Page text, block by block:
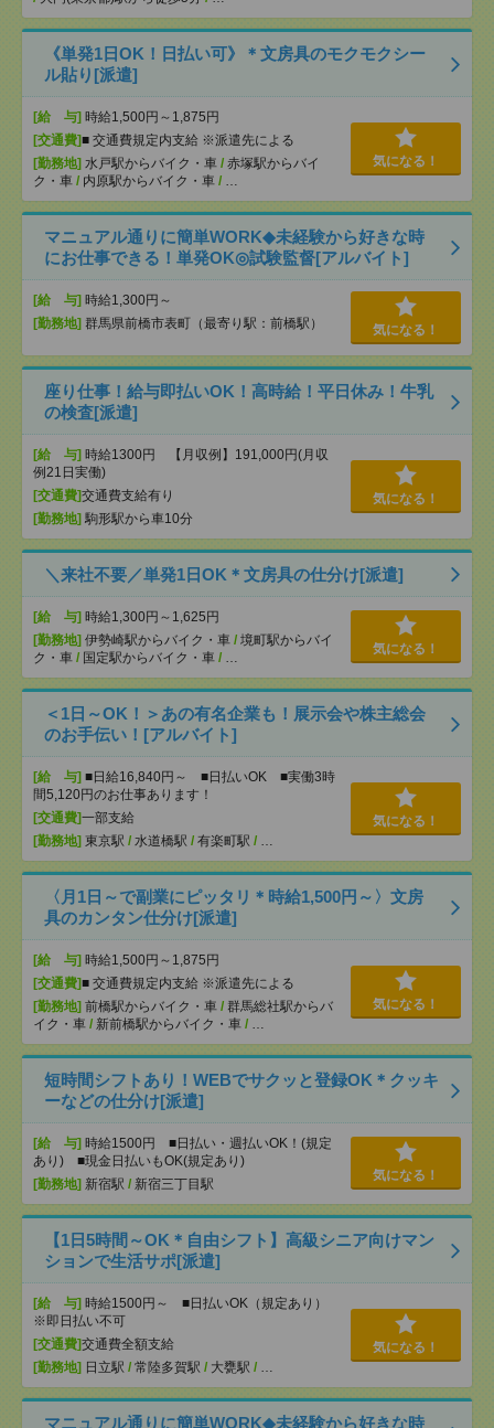
《単発1日OK！日払い可》＊文房具のモクモクシー
ル貼り[派遣]
[給 与] 時給1,500円～1,875円
[交通費]■ 交通費規定内支給 ※派遣先による
[勤務地] 水戸駅からバイク・車 / 赤塚駅からバイ
ク・車 / 内原駅からバイク・車 /
気になる！
マニュアル通りに簡単WORK◆未経験から好きな時
にお仕事できる！単発OK◎試験監督[アルバイト]
[給 与] 時給1,300円～
[勤務地] 群馬県前橋市表町（最寄り駅：前橋駅） 気になる！
座り仕事！給与即払いOK！高時給！平日休み！牛乳
の検査[派遣]
[給 与] 時給1300円 【月収例】191,000円(月収
例21日実働)
[交通費]交通費支給有り
[勤務地] 駒形駅から車10分
気になる！
＼来社不要／単発1日OK＊文房具の仕分け[派遣]
[給 与] 時給1,300円～1,625円
[勤務地] 伊勢崎駅からバイク・車 / 境町駅からバイ
ク・車 / 国定駅からバイク・車 /
気になる！
＜1日～OK！＞あの有名企業も！展示会や株主総会
のお手伝い！[アルバイト]
[給 与] ■日給16,840円～ ■日払いOK ■実働3時
間5,120円のお仕事あります！
[交通費]一部支給
[勤務地] 東京駅 / 水道橋駅 / 有楽町駅 /
気になる！
〈月1日～で副業にピッタリ＊時給1,500円～〉文房
具のカンタン仕分け[派遣]
[給 与] 時給1,500円～1,875円
[交通費]■ 交通費規定内支給 ※派遣先による
[勤務地] 前橋駅からバイク・車 / 群馬総社駅からバ
イク・車 / 新前橋駅からバイク・車 /
気になる！
短時間シフトあり！WEBでサクッと登録OK＊クッキ
ーなどの仕分け[派遣]
[給 与] 時給1500円 ■日払い・週払いOK！(規定
あり) ■現金日払いもOK(規定あり)
[勤務地] 新宿駅 / 新宿三丁目駅
気になる！
【1日5時間～OK＊自由シフト】高級シニア向けマン
ションで生活サポ[派遣]
[給 与] 時給1500円～ ■日払いOK（規定あり）
※即日払い不可
[交通費]交通費全額支給
[勤務地] 日立駅 / 常陸多賀駅 / 大甕駅 /
気になる！
マニュアル通りに簡単WORK◆未経験から好きな時